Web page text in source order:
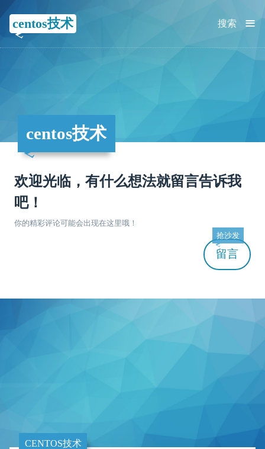
centos技术 ≡
搜索
centos技术
欢迎光临，有什么想法就留言告诉我
吧！
你的精彩评论可能会出现在这里哦！
留言
抢沙发
CENTOS技术